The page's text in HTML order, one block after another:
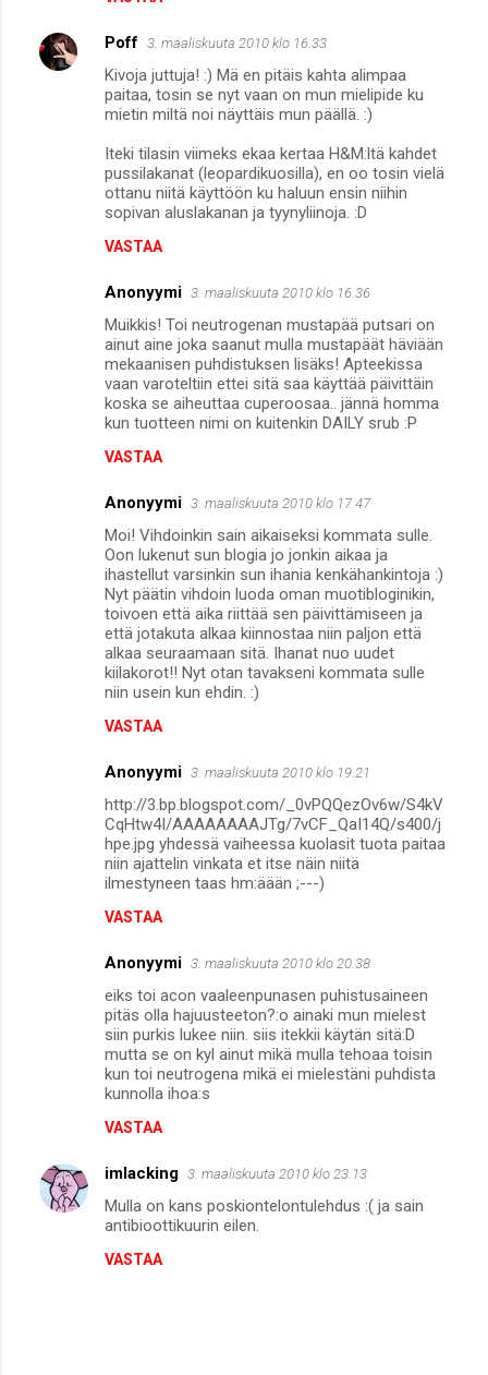
Poff 3. maaliskuuta 2010 klo 16.33
Kivoja juttuja! :) Mä en pitäis kahta alimpaa
paitaa, tosin se nyt vaan on mun mielipide ku
mietin miltä noi näyttäis mun päällä. :)
Iteki tilasin viimeks ekaa kertaa H&M:ltä kahdet
pussilakanat (leopardikuosilla), en oo tosin vielä
ottanu niitä käyttöön ku haluun ensin niihin
sopivan aluslakanan ja tyynyliinoja. :D
VASTAA
Anonyymi 3. maaliskuuta 2010 klo 16.36
Muikkis! Toi neutrogenan mustapää putsari on
ainut aine joka saanut mulla mustapäät häviään
mekaanisen puhdistuksen lisäks! Apteekissa
vaan varoteltiin ettei sitä saa käyttää päivittäin
koska se aiheuttaa cuperoosaa.. jännä homma
kun tuotteen nimi on kuitenkin DAILY srub :P
VASTAA
Anonyymi 3. maaliskuuta 2010 klo 17.47
Moi! Vihdoinkin sain aikaiseksi kommata sulle.
Oon lukenut sun blogia jo jonkin aikaa ja
ihastellut varsinkin sun ihania kenkähankintoja :)
Nyt päätin vihdoin luoda oman muotibloginikin,
toivoen että aika riittää sen päivittämiseen ja
että jotakuta alkaa kiinnostaa niin paljon että
alkaa seuraamaan sitä. Ihanat nuo uudet
kiilakorot!! Nyt otan tavakseni kommata sulle
niin usein kun ehdin. :)
VASTAA
Anonyymi 3. maaliskuuta 2010 klo 19.21
http://3.bp.blogspot.com/_0vPQQezOv6w/S4kV
CqHtw4I/AAAAAAAAJTg/7vCF_QaI14Q/s400/j
hpe.jpg yhdessä vaiheessa kuolasit tuota paitaa
niin ajattelin vinkata et itse näin niitä
ilmestyneen taas hm:äään ;---)
VASTAA
Anonyymi 3. maaliskuuta 2010 klo 20.38
eiks toi acon vaaleenpunasen puhistusaineen
pitäs olla hajuusteeton?:o ainaki mun mielest
siin purkis lukee niin. siis itekkii käytän sitä:D
mutta se on kyl ainut mikä mulla tehoaa toisin
kun toi neutrogena mikä ei mielestäni puhdista
kunnolla ihoa:s
VASTAA
imlacking 3. maaliskuuta 2010 klo 23.13
Mulla on kans poskiontelontulehdus :( ja sain
antibioottikuurin eilen.
VASTAA